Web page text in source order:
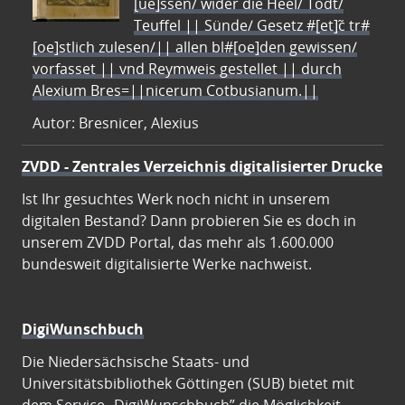
Teuffel || Sünde/ Gesetz #[et]c̃ tr#
[oe]stlich zulesen/|| allen bl#[oe]den gewissen/
vorfasset || vnd Reymweis gestellet || durch
Alexium Bres=||nicerum Cotbusianum.||
Autor: Bresnicer, Alexius
ZVDD - Zentrales Verzeichnis digitalisierter Drucke
Ist Ihr gesuchtes Werk noch nicht in unserem
digitalen Bestand? Dann probieren Sie es doch in
unserem ZVDD Portal, das mehr als 1.600.000
bundesweit digitalisierte Werke nachweist.
DigiWunschbuch
Die Niedersächsische Staats- und
Universitätsbibliothek Göttingen (SUB) bietet mit